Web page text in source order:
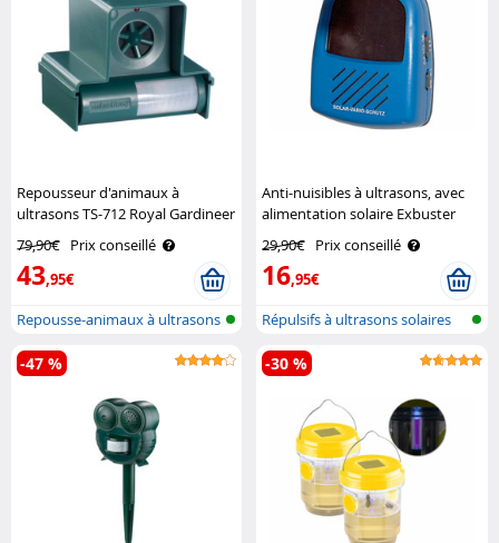
Repousseur d'animaux à
ultrasons TS-712 Royal Gardineer
79,90€ Prix conseillé
43,95€
Repousse-animaux à ultrasons
avec d..
Anti-nuisibles à ultrasons, avec
alimentation solaire Exbuster
29,90€ Prix conseillé
16,95€
Répulsifs à ultrasons solaires
pour..
-47 % -30 %